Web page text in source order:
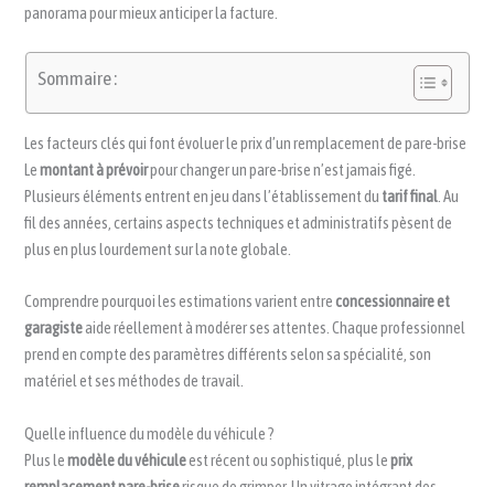
panorama pour mieux anticiper la facture.
Sommaire :
Les facteurs clés qui font évoluer le prix d’un remplacement de pare-brise
Lemontant à prévoirpour changer un pare-brise n’est jamais figé.
Plusieurs éléments entrent en jeu dans l’établissement du tarif final . Au
fil des années, certains aspects techniques et administratifs pèsent de
plus en plus lourdement sur la note globale.
Comprendre pourquoi les estimations varient entreconcessionnaire et
garagisteaide réellement à modérer ses attentes. Chaque professionnel
prend en compte des paramètres différents selon sa spécialité, son
matériel et ses méthodes de travail.
Quelle influence du modèle du véhicule ?
Plus lemodèle du véhiculeest récent ou sophistiqué, plus leprix